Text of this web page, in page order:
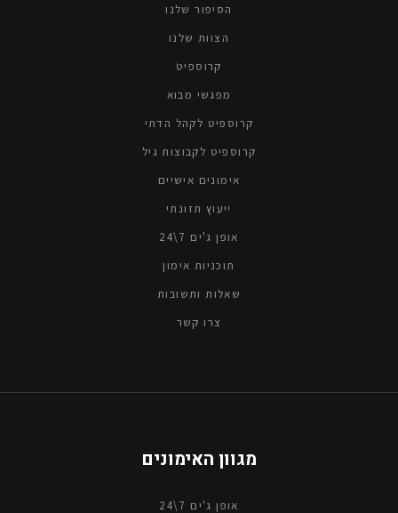
הסיפור שלנו
הצוות שלנו
קרוספיטׁ
מפגשי מבוא
קרוספיט לקהל הדתי
קרוספיט לקבוצות גיל
אימונים אישיים
ייעוץ תזונתי
אופן ג'ים 7\24
תוכניות אימון
שאלות ותשובות
צרו קשר
מגוון האימונים
אופן ג'ים 7\24